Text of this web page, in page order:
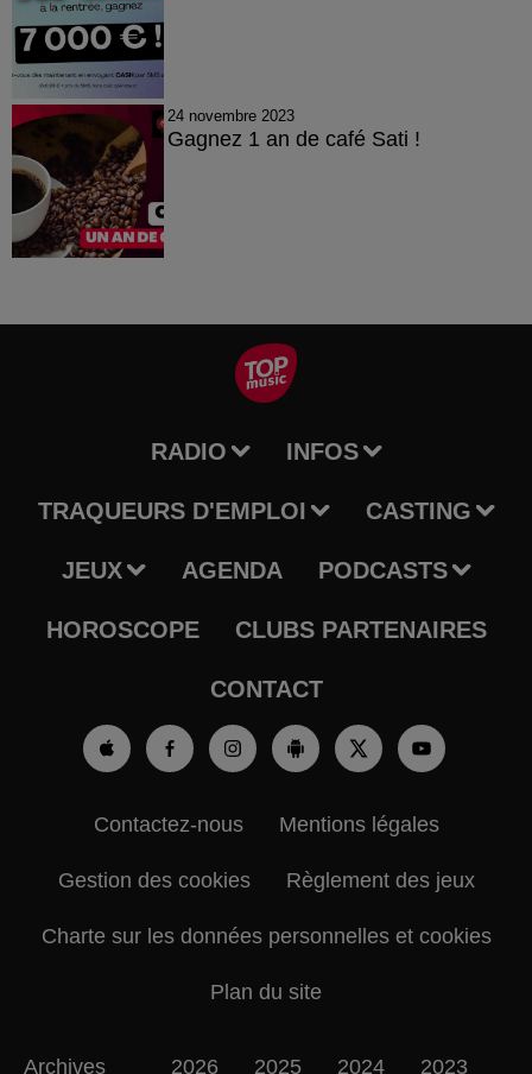
24 novembre 2023
Gagnez 1 an de café Sati !
RADIO INFOS
TRAQUEURS D'EMPLOI CASTING
JEUX AGENDA PODCASTS
HOROSCOPE CLUBS PARTENAIRES
CONTACT
Contactez-nous Mentions légales
Gestion des cookies Règlement des jeux
Charte sur les données personnelles et cookies
Plan du site
Archives 2026 2025 2024 2023